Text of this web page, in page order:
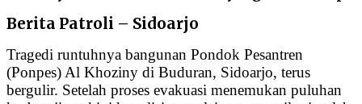
Berita Patroli – Sidoarjo
Tragedi runtuhnya bangunan Pondok Pesantren
(Ponpes) Al Khoziny di Buduran, Sidoarjo, terus
bergulir. Setelah proses evakuasi menemukan puluhan